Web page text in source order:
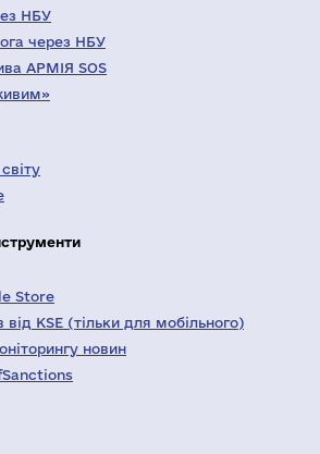
НБУ
через НБУ
АРМІЯ SOS
Store
KSE (тільки для мобільного)
новин